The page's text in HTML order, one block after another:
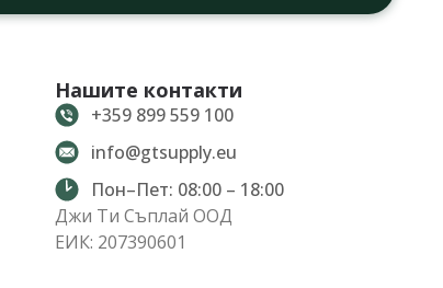
Нашите контакти
+359 899 559 100
info@gtsupply.eu
Пон–Пет: 08:00 – 18:00
Джи Ти Съплай ООД
ЕИК: 207390601